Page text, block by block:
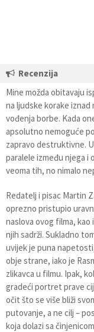
Recenzija
Mine možda obitavaju
na ljudske korake iznad
vođenja borbe. Kada
apsolutno nemoguće
zapravo destruktivne.
paralele između njega i
veoma tih, no nimalo
Redatelj i pisac Martin
oprezno pristupio
naslova ovog filma,
njih sadrži. Sukladno
uvijek je puna
obje strane, iako je
zlikavca u filmu. Ipak,
gradeći portret prave
očit što se više bliži
putovanje, a ne cilj –
koja dolazi sa